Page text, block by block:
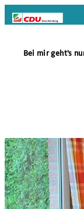
Bei mir geht’s